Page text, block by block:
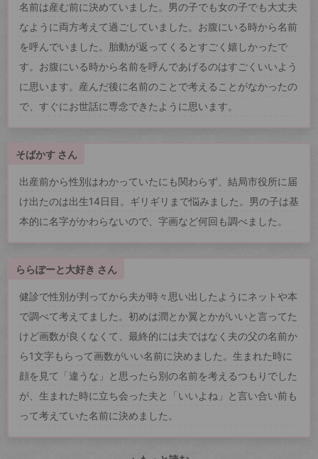
名前は産む前に決めていました。男の子でも女の子でも大丈夫
なように両方考えて過ごしていました。お腹にいる時から名前
を呼んでいました。胎動が返ってくるとすごく嬉しかったで
す。お腹にいる時から名前を呼んであげるのはすごくいいよう
に思います。産んだ後に名前のことで考えることがなかったの
で、すぐにお世話に専念できたように思います。
そばかす さん
出産前から性別はわかっていたにも関わらず、結局市役所に届
け出たのは出生14日目。ギリギリまで悩みました。男の子は基
本的に名字がかわらないので、字画など何回も調べました。
ららぽーと大好き さん
健診で性別が判ってから夫が時々思い出したようにネットや本
で調べて考えてました。初めは潤とか翼とかがいいと言ってた
けど画数が良くなくて、最終的には夫ではなく夫の父の名前か
ら1文字もらって画数がいい名前に決めました。生まれた時に
顔を見て「違うな」と思ったら別の名前を考えるつもりでした
が、生まれた時に立ち会った夫と「いいよね」と言い合い前も
って考えていた名前に決めました。